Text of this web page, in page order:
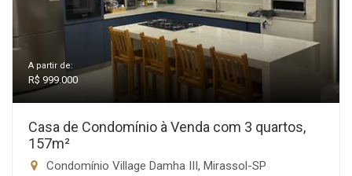
A partir de:
R$ 999.000
Casa de Condomínio à Venda com 3 quartos,
157m²
Condomínio Village Damha III, Mirassol-SP